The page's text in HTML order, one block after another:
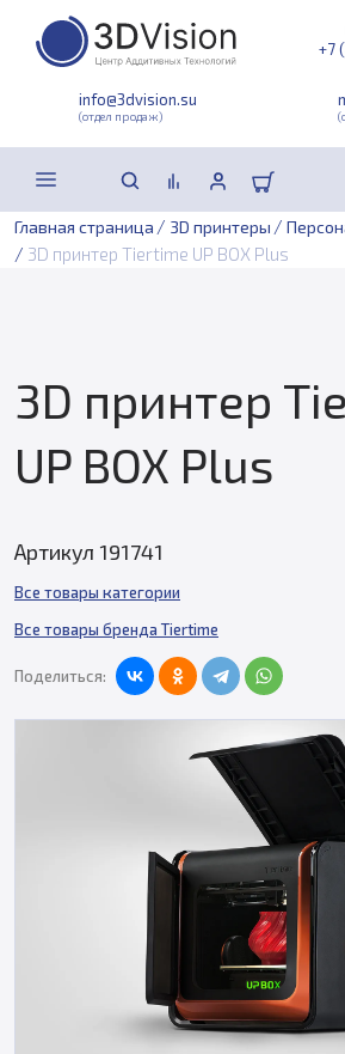
info@3dvision.su
(отдел продаж)
+7
Главная страница / 3D принтеры /
/ 3D принтер Tiertime UP BOX Plus
3D принтер
UP BOX Plus
Артикул 191741
Все товары категории
Все товары бренда Tiertime
Поделиться: